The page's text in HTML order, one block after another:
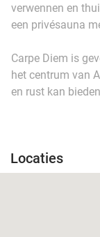
verwennen en
een privésauna
Carpe Diem is
het centrum van
en rust kan
Locaties